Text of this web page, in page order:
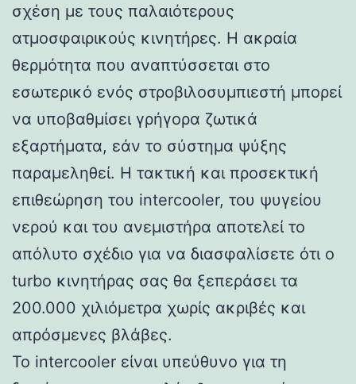
σχέση με τους παλαιότερους
ατμοσφαιρικούς κινητήρες. Η ακραία
θερμότητα που αναπτύσσεται στο
εσωτερικό ενός στροβιλοσυμπιεστή μπορεί
να υποβαθμίσει γρήγορα ζωτικά
εξαρτήματα, εάν το σύστημα ψύξης
παραμεληθεί. Η τακτική και προσεκτική
επιθεώρηση του intercooler, του ψυγείου
νερού και του ανεμιστήρα αποτελεί το
απόλυτο σχέδιο για να διασφαλίσετε ότι ο
turbo κινητήρας σας θα ξεπεράσει τα
200.000 χιλιόμετρα χωρίς ακριβές και
απρόσμενες βλάβες.
Το intercooler είναι υπεύθυνο για τη